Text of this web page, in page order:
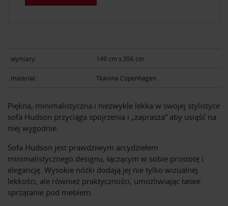
wymiary: 149 cm x 356 cm
materiał: Tkanina Copenhagen
Piękna, minimalistyczna i niezwykle lekka w swojej stylistyce
sofa Hudson przyciąga spojrzenia i „zaprasza” aby usiąść na
niej wygodnie.
Sofa Hudson jest prawdziwym arcydziełem
minimalistycznego designu, łączącym w sobie prostotę i
elegancję. Wysokie nóżki dodają jej nie tylko wizualnej
lekkości, ale również praktyczności, umożliwiając łatwe
sprzątanie pod meblem.